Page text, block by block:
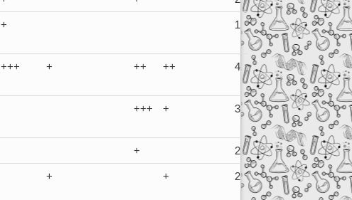
+ 1
+++ + ++ ++ 4
+++ + 3
+ 2
+ + 2